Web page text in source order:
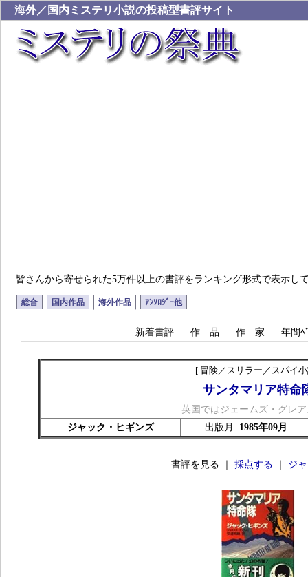
海外／国内ミステリ小説の投稿型書評サイト
皆さんから寄せられた5万件以上の書評をランキング形式で表示し
総合 国内作品 海外作品 ｱﾝｿﾛｼﾞｰ他
新着書評 作 品 作 家 年間ﾍ
[ 冒険／スリラー／スパイ
サンタマリア特命
英国ではジェームズ・グレ
ジャック・ヒギンズ
出版月: 1985年09月
書評を見る ｜ 採点する ジ